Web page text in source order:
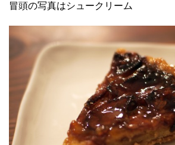
冒頭の写真はシュークリーム